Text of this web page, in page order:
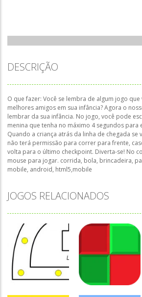
DESCRIÇÃO
O que fazer: Você se lembra de algum jogo
melhores amigos em sua infância? Agora o
lembrar da sua infância. No jogo, você pode
menina que tenha no máximo 4 segundos para
Quando a criança atrás da linha de chegada se
não terá permissão para correr para frente,
volta para o último checkpoint. Diverta-se! No
mouse para jogar. corrida, bola, brincadeira,
mobile, android, html5,mobile
JOGOS RELACIONADOS